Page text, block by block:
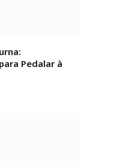
Pedalar à